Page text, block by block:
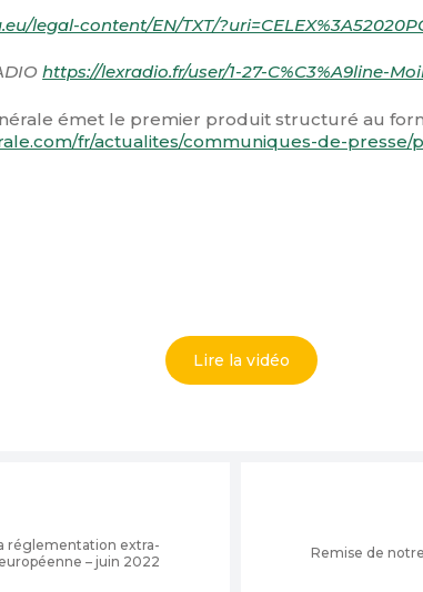
legal-content/EN/TXT/
https://lexradio.fr/user/1-27-C%C3%A9line-
émet le premier produit structuré au
fr/actualites/communiques-de-
Lire la vidéo
réglementation extra-
– juin 2022
Remise de